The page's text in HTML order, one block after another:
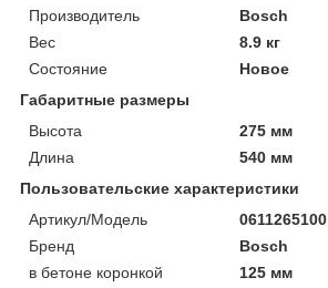
Производитель
Bosch
Вес
8.9 кг
Состояние
Новое
Габаритные размеры
Высота
275 мм
Длина
540 мм
Пользовательские характеристики
Артикул/Модель
0611265100
Бренд
Bosch
в бетоне коронкой
125 мм